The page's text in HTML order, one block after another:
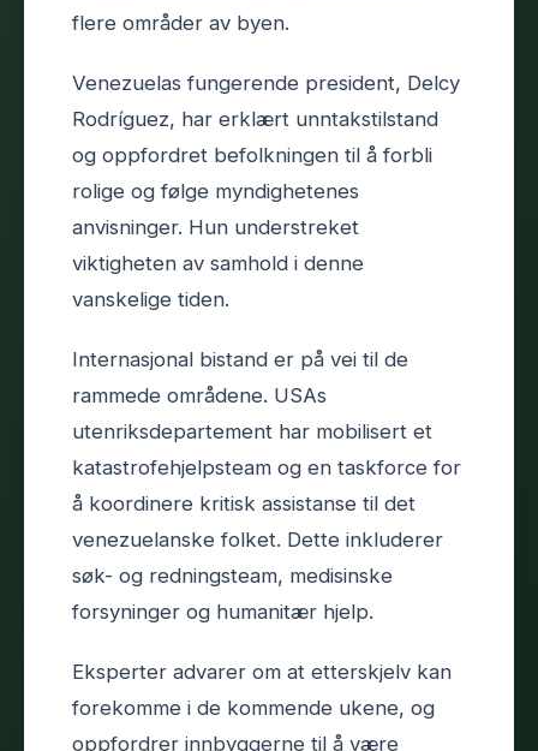
flere områder av byen.
Venezuelas fungerende president, Delcy
Rodríguez, har erklært unntakstilstand
og oppfordret befolkningen til å forbli
rolige og følge myndighetenes
anvisninger. Hun understreket
viktigheten av samhold i denne
vanskelige tiden.
Internasjonal bistand er på vei til de
rammede områdene. USAs
utenriksdepartement har mobilisert et
katastrofehjelpsteam og en taskforce for
å koordinere kritisk assistanse til det
venezuelanske folket. Dette inkluderer
søk- og redningsteam, medisinske
forsyninger og humanitær hjelp.
Eksperter advarer om at etterskjelv kan
forekomme i de kommende ukene, og
oppfordrer innbyggerne til å være